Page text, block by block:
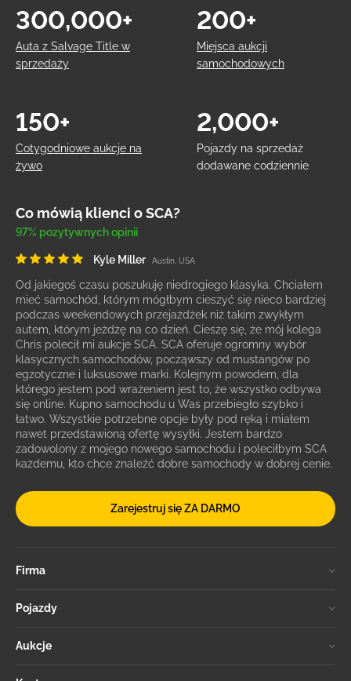
Auta z Salvage Title w
sprzedaży
300,000+
Miejsca aukcji
samochodowych
200+
Cotygodniowe aukcje na
żywo
150+
Pojazdy na sprzedaż
dodawane codziennie
2,000+
Co mówią klienci o SCA?
97% pozytywnych opinii
Kyle Miller Austin, USA
Od jakiegoś czasu poszukuję niedrogiego klasyka. Chciałem
mieć samochód, którym mógłbym cieszyć się nieco bardziej
podczas weekendowych przejażdżek niż takim zwykłym
autem, którym jeżdżę na co dzień. Cieszę się, że mój kolega
Chris polecił mi aukcje SCA. SCA oferuje ogromny wybór
klasycznych samochodów, począwszy od mustangów po
egzotyczne i luksusowe marki. Kolejnym powodem, dla
którego jestem pod wrażeniem jest to, że wszystko odbywa
się online. Kupno samochodu u Was przebiegło szybko i
łatwo. Wszystkie potrzebne opcje były pod ręką i miałem
nawet przedstawioną ofertę wysyłki. Jestem bardzo
zadowolony z mojego nowego samochodu i poleciłbym SCA
każdemu, kto chce znaleźć dobre samochody w dobrej cenie.
Zarejestruj się ZA DARMO
Firma
Pojazdy
Aukcje